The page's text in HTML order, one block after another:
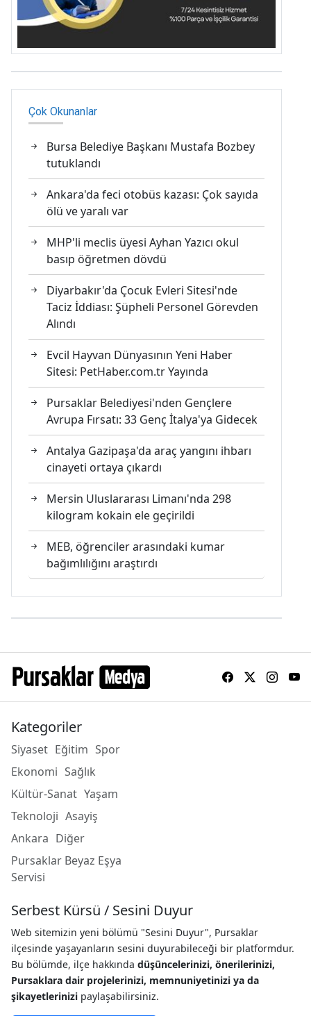
Çok Okunanlar
Bursa Belediye Başkanı Mustafa Bozbey
tutuklandı
Ankara'da feci otobüs kazası: Çok sayıda
ölü ve yaralı var
MHP'li meclis üyesi Ayhan Yazıcı okul
basıp öğretmen dövdü
Diyarbakır'da Çocuk Evleri Sitesi'nde
Taciz İddiası: Şüpheli Personel Görevden
Alındı
Evcil Hayvan Dünyasının Yeni Haber
Sitesi: PetHaber.com.tr Yayında
Pursaklar Belediyesi'nden Gençlere
Avrupa Fırsatı: 33 Genç İtalya'ya Gidecek
Antalya Gazipaşa'da araç yangını ihbarı
cinayeti ortaya çıkardı
Mersin Uluslararası Limanı'nda 298
kilogram kokain ele geçirildi
MEB, öğrenciler arasındaki kumar
bağımlılığını araştırdı
Kategoriler
Siyaset Eğitim Spor
Ekonomi Sağlık
Kültür-Sanat Yaşam
Teknoloji Asayiş
Ankara Diğer
Pursaklar Beyaz Eşya
Servisi
Serbest Kürsü / Sesini Duyur
Web sitemizin yeni bölümü "Sesini Duyur", Pursaklar
ilçesinde yaşayanların sesini duyurabileceği bir platformdur.
Bu bölümde, ilçe hakkındadüşüncelerinizi, önerilerinizi,
Pursaklara dair projelerinizi, memnuniyetinizi ya da
şikayetlerinizi paylaşabilirsiniz.